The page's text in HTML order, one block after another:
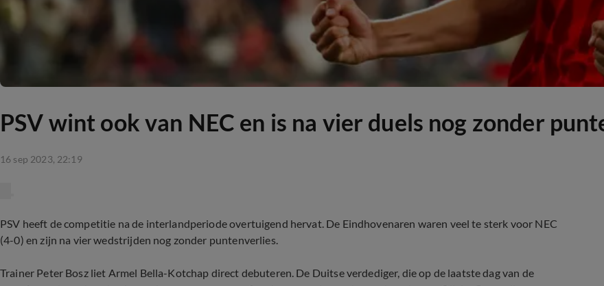
PSV wint ook van NEC en is na vier duels nog zonder
16 sep 2023, 22:19
PSV heeft de competitie na de interlandperiode overtuigend hervat. De Eindhovenaren waren veel te sterk voor NEC
(4-0) en zijn na vier wedstrijden nog zonder puntenverlies.
Trainer Peter Bosz liet Armel Bella-Kotchap direct debuteren. De Duitse verdediger, die op de laatste dag van de